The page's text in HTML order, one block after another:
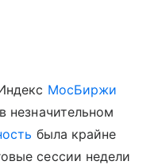
МосБиржи
незначительном
была крайне
сессии недели